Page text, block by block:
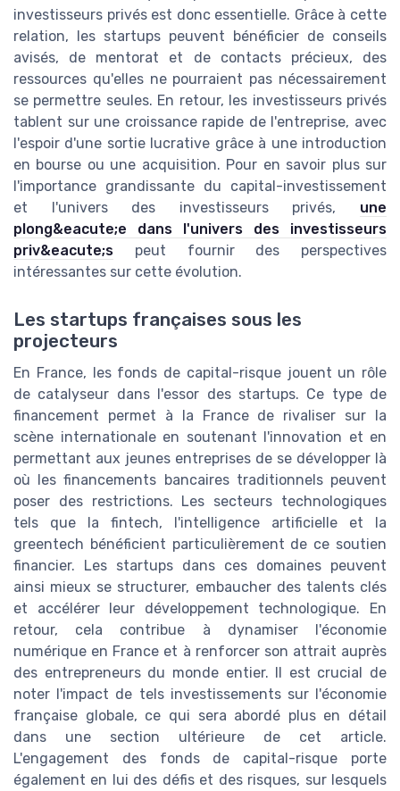
investisseurs privés est donc essentielle. Grâce à cette
relation, les startups peuvent bénéficier de conseils
avisés, de mentorat et de contacts précieux, des
ressources qu'elles ne pourraient pas nécessairement
se permettre seules. En retour, les investisseurs privés
tablent sur une croissance rapide de l'entreprise, avec
l'espoir d'une sortie lucrative grâce à une introduction
en bourse ou une acquisition. Pour en savoir plus sur
l'importance grandissante du capital-investissement
et l'univers des investisseurs privés, une
plong&eacute;e dans l'univers des investisseurs
priv&eacute;s peut fournir des perspectives
intéressantes sur cette évolution.
Les startups françaises sous les
projecteurs
En France, les fonds de capital-risque jouent un rôle
de catalyseur dans l'essor des startups. Ce type de
financement permet à la France de rivaliser sur la
scène internationale en soutenant l'innovation et en
permettant aux jeunes entreprises de se développer là
où les financements bancaires traditionnels peuvent
poser des restrictions. Les secteurs technologiques
tels que la fintech, l'intelligence artificielle et la
greentech bénéficient particulièrement de ce soutien
financier. Les startups dans ces domaines peuvent
ainsi mieux se structurer, embaucher des talents clés
et accélérer leur développement technologique. En
retour, cela contribue à dynamiser l'économie
numérique en France et à renforcer son attrait auprès
des entrepreneurs du monde entier. Il est crucial de
noter l'impact de tels investissements sur l'économie
française globale, ce qui sera abordé plus en détail
dans une section ultérieure de cet article.
L'engagement des fonds de capital-risque porte
également en lui des défis et des risques, sur lesquels